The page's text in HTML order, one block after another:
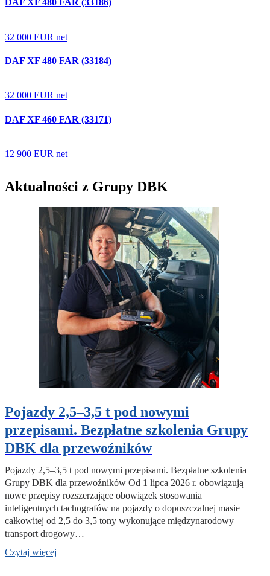
DAF XF 480 FAR (33186)
32 000 EUR net
DAF XF 480 FAR (33184)
32 000 EUR net
DAF XF 460 FAR (33171)
12 900 EUR net
Aktualności z Grupy DBK
Pojazdy 2,5–3,5 t pod nowymi
przepisami. Bezpłatne szkolenia Grupy
DBK dla przewoźników
Pojazdy 2,5–3,5 t pod nowymi przepisami. Bezpłatne szkolenia
Grupy DBK dla przewoźników Od 1 lipca 2026 r. obowiązują
nowe przepisy rozszerzające obowiązek stosowania
inteligentnych tachografów na pojazdy o dopuszczalnej masie
całkowitej od 2,5 do 3,5 tony wykonujące międzynarodowy
transport drogowy…
Czytaj więcej